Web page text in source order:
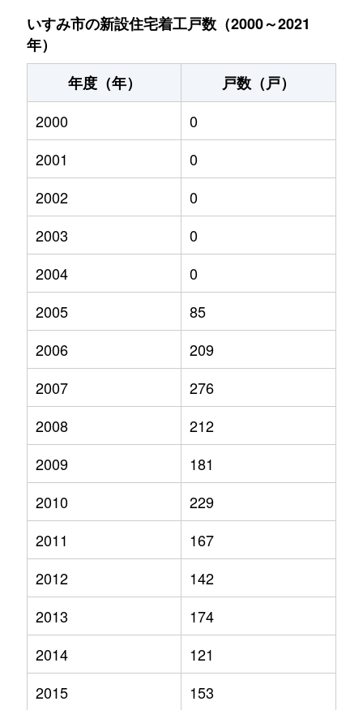
いすみ市の新設住宅着工戸数（2000～2021
年）
年度（年）
戸数（戸）
2000
0
2001
0
2002
0
2003
0
2004
0
2005
85
2006
209
2007
276
2008
212
2009
181
2010
229
2011
167
2012
142
2013
174
2014
121
2015
153